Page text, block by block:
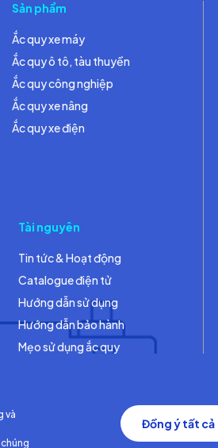
Sản phẩm
Ắc quy xe máy
Ắc quy ô tô, tàu thuyền
Ắc quy công nghiệp
Ắc quy xe nâng
Ắc quy xe điện
Tài nguyên
Tin tức & Hoạt động
Catalogue điện tử
Hướng dẫn sử dụng
Hướng dẫn bảo hành
Mẹo sử dụng ắc quy
và
Đồng ý tất cả